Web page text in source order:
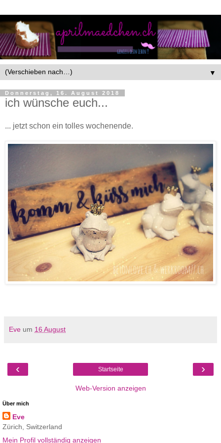
▼
Donnerstag, 16. August 2018
ich wünsche euch...
... jetzt schon ein tolles wochenende.
Eve um 16 August
‹ ›
Startseite
Web-Version anzeigen
Über mich
Eve
Zürich, Switzerland
Mein Profil vollständig anzeigen